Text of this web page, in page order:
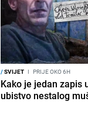
/SVIJET I PRIJE OKO 6H
Kako je jedan zapis
ubistvo nestalog